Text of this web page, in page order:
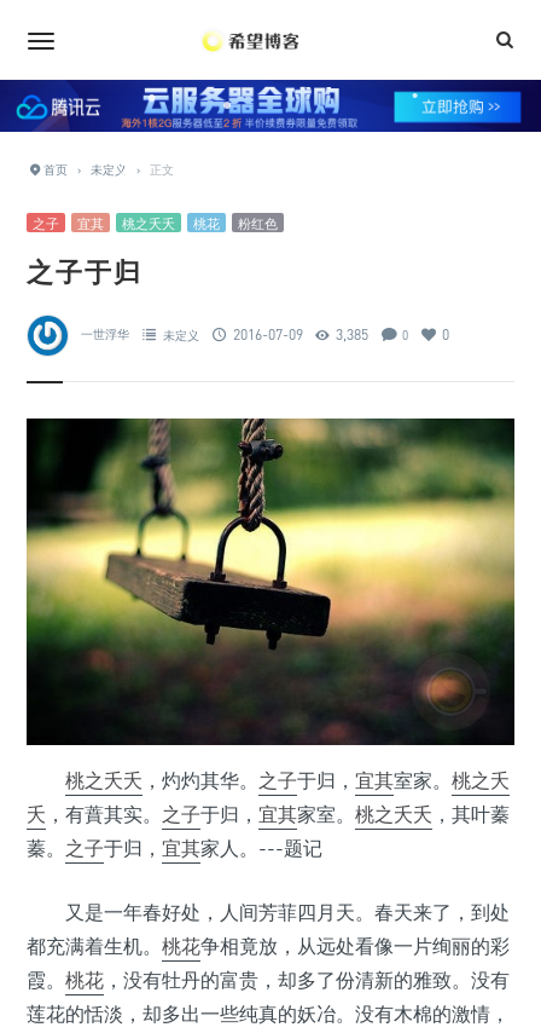
首页 › 未定义 › 正文
之子 宜其 桃之夭夭 桃花 粉红色
之子于归
一世浮华 未定义 2016-07-09 3,385 0 0
桃之夭夭 ，灼灼其华。 之子于归， 宜其室家。 桃之夭
夭 ，有蕡其实。 之子于归， 宜其家室。 桃之夭夭 ，其叶蓁
蓁。 之子于归， 宜其家人。---题记
又是一年春好处，人间芳菲四月天。春天来了，到处
都充满着生机。 桃花争相竟放，从远处看像一片绚丽的彩
霞。 桃花 ，没有牡丹的富贵，却多了份清新的雅致。没有
莲花的恬淡，却多出一些纯真的妖冶。没有木棉的激情，
•
•